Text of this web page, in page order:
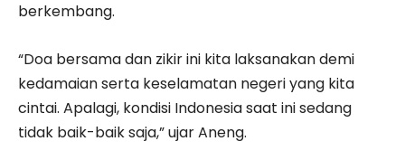
berkembang.
“Doa bersama dan zikir ini kita laksanakan demi
kedamaian serta keselamatan negeri yang kita
cintai. Apalagi, kondisi Indonesia saat ini sedang
tidak baik-baik saja,” ujar Aneng.